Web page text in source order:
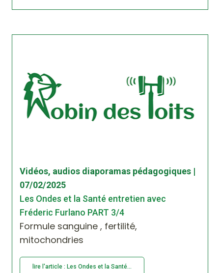
Vidéos, audios diaporamas pédagogiques |
07/02/2025
Les Ondes et la Santé entretien avec
Fréderic Furlano PART 3/4
Formule sanguine , fertilité,
mitochondries
lire l'article : Les Ondes et la Santé...